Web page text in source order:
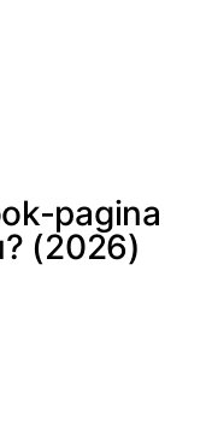
pagina
(2026)